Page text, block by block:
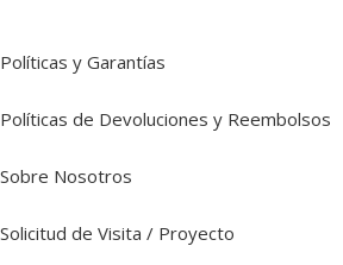
Políticas y Garantías
Políticas de Devoluciones y Reembolsos
Sobre Nosotros
Solicitud de Visita / Proyecto